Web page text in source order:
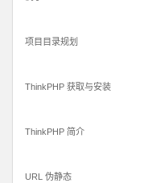
项目目录规划
ThinkPHP 获取与安装
ThinkPHP 简介
URL 伪静态